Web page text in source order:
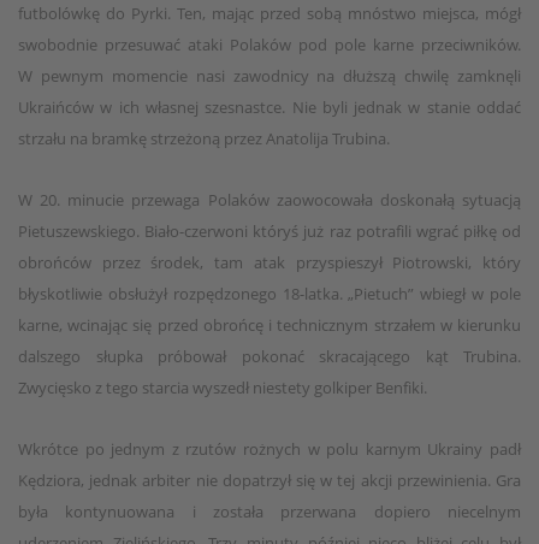
futbolówkę do Pyrki. Ten, mając przed sobą mnóstwo miejsca, mógł
swobodnie przesuwać ataki Polaków pod pole karne przeciwników.
W pewnym momencie nasi zawodnicy na dłuższą chwilę zamknęli
Ukraińców w ich własnej szesnastce. Nie byli jednak w stanie oddać
strzału na bramkę strzeżoną przez Anatolija Trubina.
W 20. minucie przewaga Polaków zaowocowała doskonałą sytuacją
Pietuszewskiego. Biało-czerwoni któryś już raz potrafili wgrać piłkę od
obrońców przez środek, tam atak przyspieszył Piotrowski, który
błyskotliwie obsłużył rozpędzonego 18-latka. „Pietuch” wbiegł w pole
karne, wcinając się przed obrońcę i technicznym strzałem w kierunku
dalszego słupka próbował pokonać skracającego kąt Trubina.
Zwycięsko z tego starcia wyszedł niestety golkiper Benfiki.
Wkrótce po jednym z rzutów rożnych w polu karnym Ukrainy padł
Kędziora, jednak arbiter nie dopatrzył się w tej akcji przewinienia. Gra
była kontynuowana i została przerwana dopiero niecelnym